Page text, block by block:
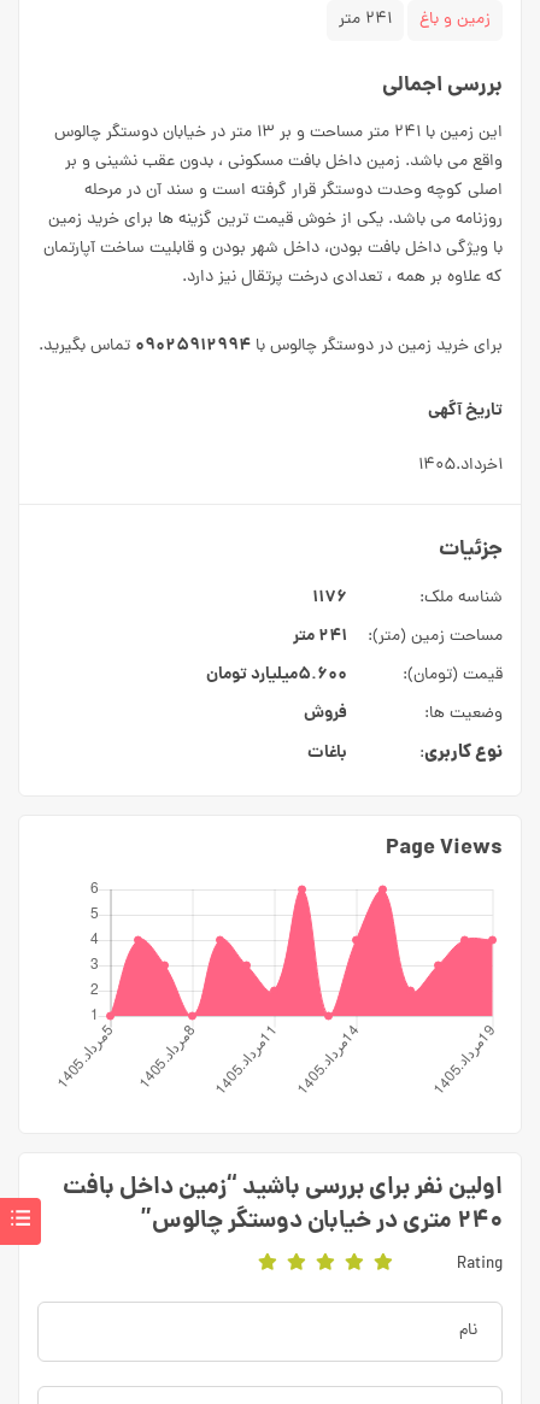
زمین و باغ ۲۴۱ متر
بررسی اجمالی
این زمین با ۲۴۱ متر مساحت و بر ۱۳ متر در خیابان دوستگر چالوس
واقع می باشد. زمین داخل بافت مسکونی ، بدون عقب نشینی و بر
اصلی کوچه وحدت دوستگر قرار گرفته است و سند آن در مرحله
روزنامه می باشد. یکی از خوش قیمت ترین گزینه ها برای خرید زمین
با ویژگی داخل بافت بودن، داخل شهر بودن و قابلیت ساخت آپارتمان
که علاوه بر همه ، تعدادی درخت پرتقال نیز دارد.
برای خرید زمین در دوستگر چالوس با ۰۹۰۲۵۹۱۲۹۹۴ تماس بگیرید.
تاریخ آگهی
۱خرداد.۱۴۰۵
جزئیات
شناسه ملک: ۱۱۷۶
مساحت زمین (متر): ۲۴۱ متر
قیمت (تومان): ۵.۶۰۰میلیارد تومان
وضعیت ها: فروش
نوع کاربری: باغات
Page Views
اولین نفر برای بررسی باشید “زمین داخل بافت
۲۴۰ متری در خیابان دوستگر چالوس”
Rating